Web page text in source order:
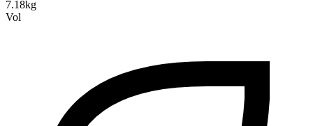
7.18kg
Vol